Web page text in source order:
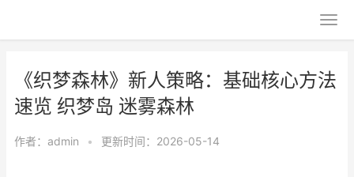
《织梦森林》新人策略：基础核心方法
速览 织梦岛 迷雾森林
作者： admin • 更新时间：2026-05-14